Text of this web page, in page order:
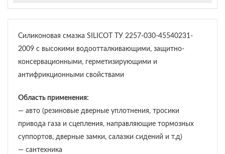
Силиконовая смазка SILICOT ТУ 2257-030-45540231-
2009 с высокими водоотталкивающими, защитно-
консервационными, герметизирующими и
антифрикционными свойствами
Область применения:
— авто (резиновые дверные уплотнения, тросики
привода газа и сцепления, направляющие тормозных
суппортов, дверные замки, салазки сидений и т.д)
— сантехника